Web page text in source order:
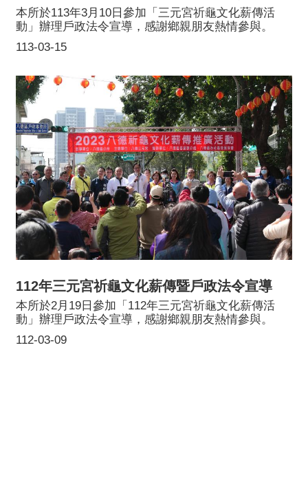
113-03-15
本所於113年3月10日參加「三元宮祈龜文化薪傳活
動」辦理戶政法令宣導，感謝鄉親朋友熱情參與。
112年三元宮祈龜文化薪傳暨戶政法令宣導
112-03-09
本所於2月19日參加「112年三元宮祈龜文化薪傳活
動」辦理戶政法令宣導，感謝鄉親朋友熱情參與。